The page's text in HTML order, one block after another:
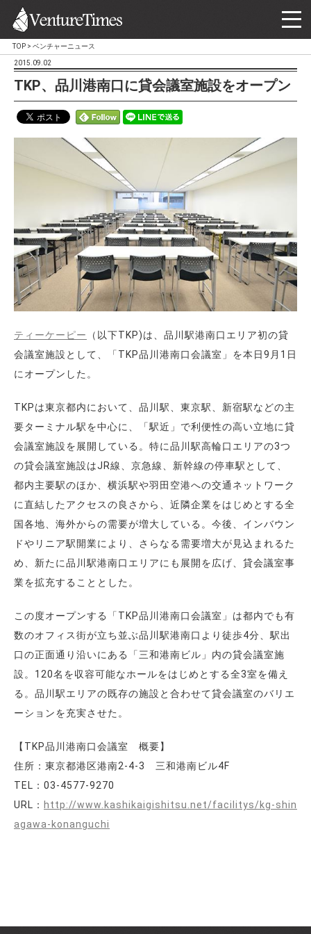
TOP > ベンチャーニュース
2015.09.02
TKP、品川港南口に貸会議室施設をオープン
ティーケーピー
（以下TKP)は、品川駅港南口エリア初の貸
会議室施設として、「TKP品川港南口会議室」を本日9月1日
にオープンした。
TKPは東京都内において、品川駅、東京駅、新宿駅などの主
要ターミナル駅を中心に、「駅近」で利便性の高い立地に貸
会議室施設を展開している。特に品川駅高輪口エリアの3つ
の貸会議室施設はJR線、京急線、新幹線の停車駅として、
都内主要駅のほか、横浜駅や羽田空港への交通ネットワーク
に直結したアクセスの良さから、近隣企業をはじめとする全
国各地、海外からの需要が増大している。今後、インバウン
ドやリニア駅開業により、さらなる需要増大が見込まれるた
め、新たに品川駅港南口エリアにも展開を広げ、貸会議室事
業を拡充することとした。
この度オープンする「TKP品川港南口会議室」は都内でも有
数のオフィス街が立ち並ぶ品川駅港南口より徒歩4分、駅出
口の正面通り沿いにある「三和港南ビル」内の貸会議室施
設。120名を収容可能なホールをはじめとする全3室を備え
る。品川駅エリアの既存の施設と合わせて貸会議室のバリエ
ーションを充実させた。
【TKP品川港南口会議室 概要】
住所：東京都港区港南2-4-3 三和港南ビル4F
TEL：03-4577-9270
URL： http://www.kashikaigishitsu.net/facilitys/kg-shin
agawa-konanguchi